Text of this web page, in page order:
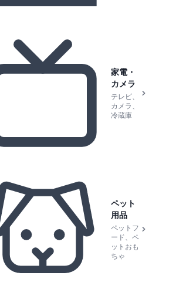
家電・
カメラ
テレビ、
カメラ、
冷蔵庫
ペット
用品
ペットフ
ード、ペ
ットおも
ちゃ